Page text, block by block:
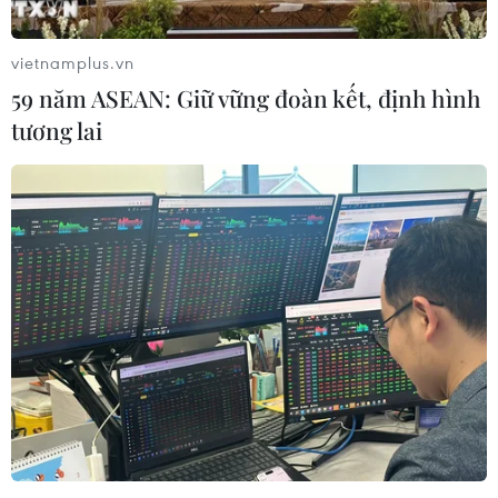
#điện rác
Theo dõi VietnamPlus
TIN LIÊN QUAN
vietnamplus.vn
59 năm ASEAN: Giữ vững đoàn kết, định hình
tương lai